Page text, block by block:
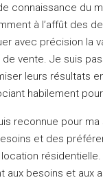
connaissance du
à l’affût des
avec précision la
vente. Je suis
leurs résultats
habilement
reconnue pour
et des
résidentielle.
besoins et aux